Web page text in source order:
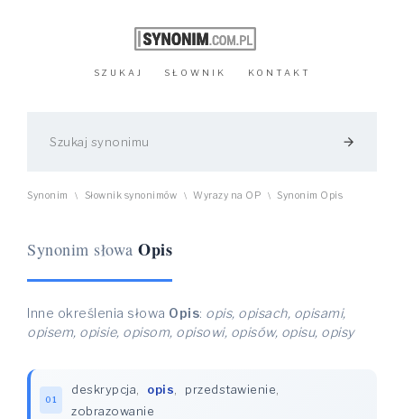
SZUKAJ SŁOWNIK KONTAKT
arrow_forward
Synonim \ Słownik synonimów \ Wyrazy na OP \ Synonim Opis
Synonim słowa Opis
Inne określenia słowa Opis: opis, opisach, opisami,
opisem, opisie, opisom, opisowi, opisów, opisu, opisy
01
deskrypcja opis przedstawienie
zobrazowanie